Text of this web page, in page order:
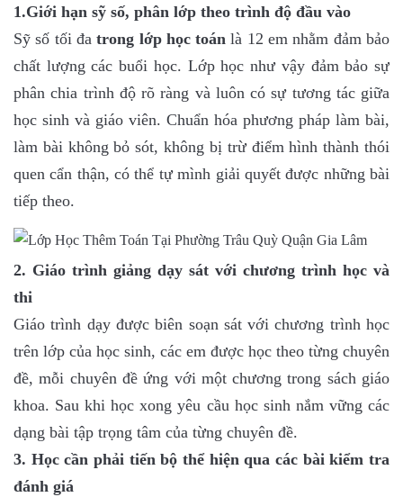
1.Giới hạn sỹ số, phân lớp theo trình độ đầu vào
Sỹ số tối đatrong lớp học toánlà 12 em nhằm đảm bảo
chất lượng các buổi học. Lớp học như vậy đảm bảo sự
phân chia trình độ rõ ràng và luôn có sự tương tác giữa
học sinh và giáo viên. Chuẩn hóa phương pháp làm bài,
làm bài không bỏ sót, không bị trừ điểm hình thành thói
quen cẩn thận, có thể tự mình giải quyết được những bài
tiếp theo.
2. Giáo trình giảng dạy sát với chương trình học và
thi
Giáo trình dạy được biên soạn sát với chương trình học
trên lớp của học sinh, các em được học theo từng chuyên
đề, mỗi chuyên đề ứng với một chương trong sách giáo
khoa. Sau khi học xong yêu cầu học sinh nắm vững các
dạng bài tập trọng tâm của từng chuyên đề.
3. Học cần phải tiến bộ thể hiện qua các bài kiểm tra
đánh giá